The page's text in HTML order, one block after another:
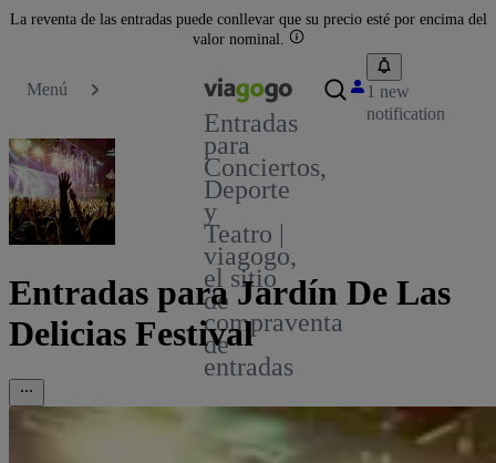
La reventa de las entradas puede conllevar que su precio esté por encima del
valor nominal.
Menú
Entradas
para
Conciertos,
Deporte
y
Teatro |
viagogo,
el sitio
de
compraventa
de
entradas
1 new
notification
Entradas para Jardín De Las
Delicias Festival